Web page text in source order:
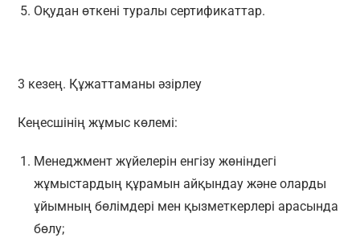
Оқудан өткені туралы сертификаттар.
3 кезең. Құжаттаманы әзірлеу
Кеңесшінің жұмыс көлемі:
Менеджмент жүйелерін енгізу жөніндегі
жұмыстардың құрамын айқындау және оларды
ұйымның бөлімдері мен қызметкерлері арасында
бөлу;